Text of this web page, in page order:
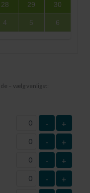
28 29 30
4 5 6
– vælg venligst:
- +
- +
- +
- +